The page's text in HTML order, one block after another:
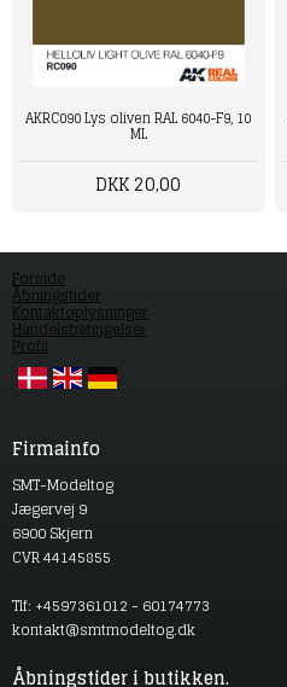
AKRC090 Lys oliven RAL 6040-F9, 10
ML
DKK 20,00
Forside
Åbningstider
Kontaktoplysninger
Handelsbetingelser
Profil
Firmainfo
SMT-Modeltog
Jægervej 9
6900 Skjern
CVR 44145855
Tlf: +4597361012 - 60174773
kontakt@smtmodeltog.dk
Åbningstider i butikken.